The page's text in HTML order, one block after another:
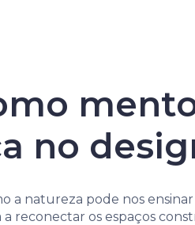
no
a natureza pode nos
a reconectar os espaços